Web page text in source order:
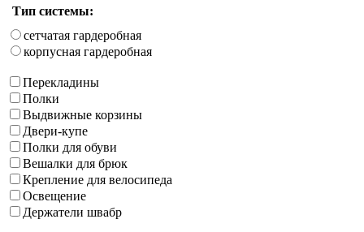
Тип системы:
сетчатая гардеробная
корпусная гардеробная
Перекладины
Полки
Выдвижные корзины
Двери-купе
Полки для обуви
Вешалки для брюк
Крепление для велосипеда
Освещение
Держатели швабр